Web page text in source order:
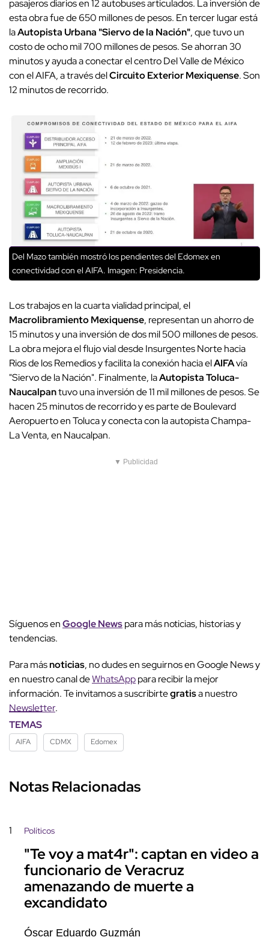
pasajeros diarios en 12 autobuses articulados. La inversión de
esta obra fue de 650 millones de pesos. En tercer lugar está
laAutopista Urbana "Siervo de la Nación", que tuvo un
costo de ocho mil 700 millones de pesos. Se ahorran 30
minutos y ayuda a conectar el centro Del Valle de México
con el AIFA, a través delCircuito Exterior Mexiquense. Son
12 minutos de recorrido.
Del Mazo también mostró los pendientes del Edomex en
conectividad con el AIFA. Imagen: Presidencia.
Los trabajos en la cuarta vialidad principal, el
Macrolibramiento Mexiquense, representan un ahorro de
15 minutos y una inversión de dos mil 500 millones de pesos.
La obra mejora el flujo vial desde Insurgentes Norte hacia
Rios de los Remedios y facilita la conexión hacia elAIFAvía
"Siervo de la Nación". Finalmente, laAutopista Toluca-
Naucalpantuvo una inversión de 11 mil millones de pesos. Se
hacen 25 minutos de recorrido y es parte de Boulevard
Aeropuerto en Toluca y conecta con la autopista Champa-
La Venta, en Naucalpan.
▼ Publicidad
Síguenos enGoogle Newspara más noticias, historias y
tendencias.
Para másnoticias, no dudes en seguirnos en Google News y
en nuestro canal deWhatsApppara recibir la mejor
información. Te invitamos a suscribirtegratisa nuestro
Newsletter.
TEMAS
AIFA CDMX Edomex
Notas Relacionadas
1 Políticos
"Te voy a mat4r": captan en video a
funcionario de Veracruz
amenazando de muerte a
excandidato
Óscar Eduardo Guzmán